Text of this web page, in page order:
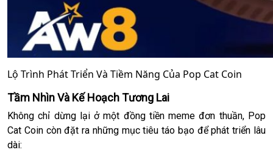
Lộ Trình Phát Triển Và Tiềm Năng Của Pop Cat Coin
Tầm Nhìn Và Kế Hoạch Tương Lai
Không chỉ dừng lại ở một đồng tiền meme đơn thuần, Pop
Cat Coin còn đặt ra những mục tiêu táo bạo để phát triển lâu
dài: